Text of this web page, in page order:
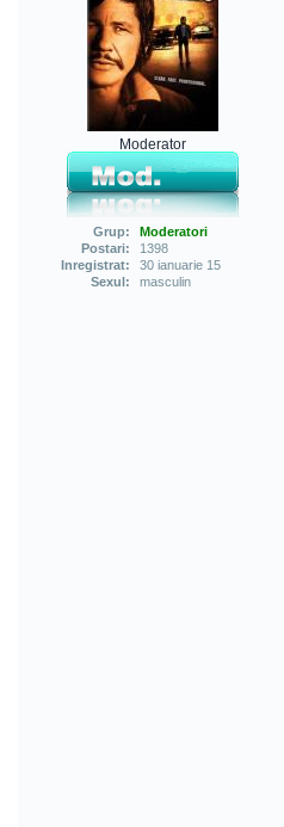
Moderator
Grup:
Moderatori
Postari:
1398
Inregistrat:
30 ianuarie 15
Sexul:
masculin